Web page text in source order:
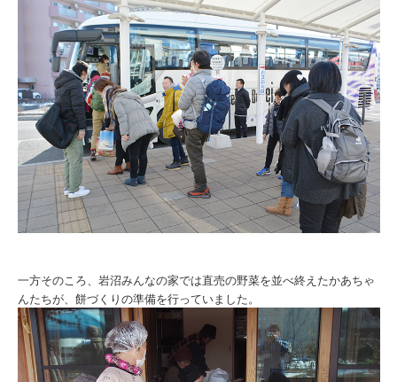
一方そのころ、岩沼みんなの家では直売の野菜を並べ終えたかあちゃ
んたちが、餅づくりの準備を行っていました。